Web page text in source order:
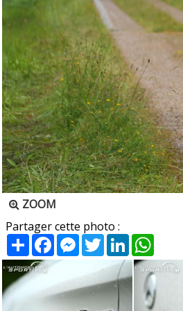
ZOOM
Partager cette photo :
PartagerFacebookMessenger
TwitterLinkedIn